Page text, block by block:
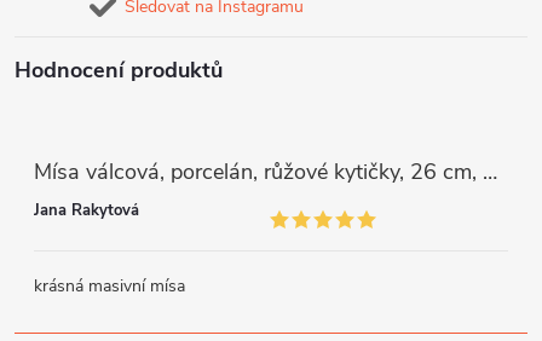
Sledovat na Instagramu
Hodnocení produktů
Mísa válcová, porcelán, růžové kytičky, 26 cm, G. Benedikt
Jana Rakytová
krásná masivní mísa